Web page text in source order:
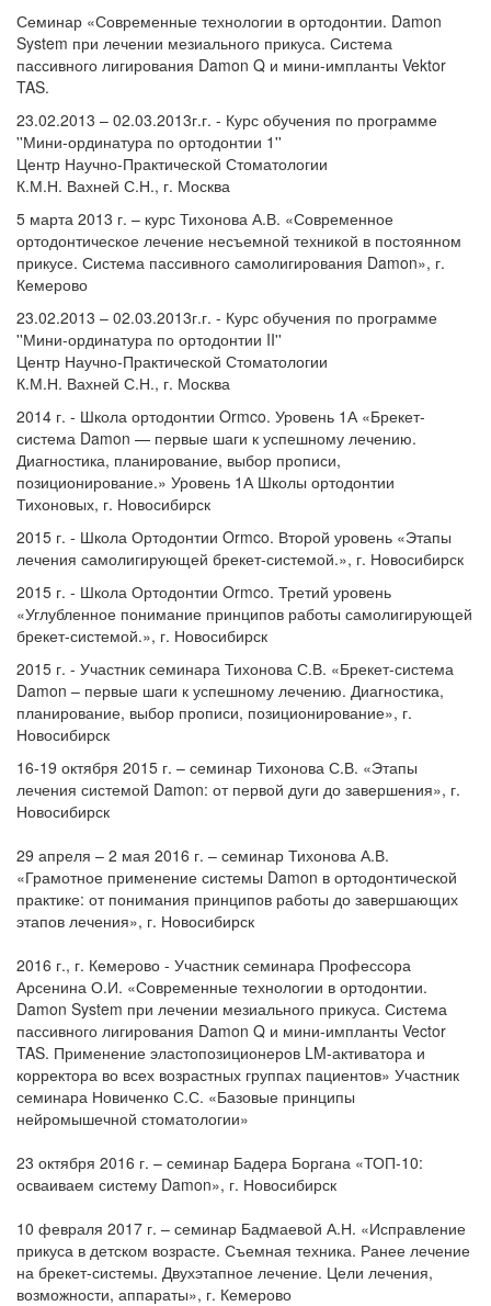
Семинар «Современные технологии в ортодонтии. Damon
System при лечении мезиального прикуса. Система
пассивного лигирования Damon Q и мини-импланты Vektor
TAS.
23.02.2013 – 02.03.2013г.г. - Курс обучения по программе
''Мини-ординатура по ортодонтии 1''
Центр Научно-Практической Стоматологии
К.М.Н. Вахней С.Н., г. Москва
5 марта 2013 г. – курс Тихонова А.В. «Современное
ортодонтическое лечение несъемной техникой в постоянном
прикусе. Система пассивного самолигирования Damon», г.
Кемерово
23.02.2013 – 02.03.2013г.г. - Курс обучения по программе
''Мини-ординатура по ортодонтии II''
Центр Научно-Практической Стоматологии
К.М.Н. Вахней С.Н., г. Москва
2014 г. - Школа ортодонтии Ormco. Уровень 1А «Брекет-
система Damon — первые шаги к успешному лечению.
Диагностика, планирование, выбор прописи,
позиционирование.» Уровень 1А Школы ортодонтии
Тихоновых, г. Новосибирск
2015 г. - Школа Ортодонтии Ormco. Второй уровень «Этапы
лечения самолигирующей брекет-системой.», г. Новосибирск
2015 г. - Школа Ортодонтии Ormco. Третий уровень
«Углубленное понимание принципов работы самолигирующей
брекет-системой.», г. Новосибирск
2015 г. - Участник семинара Тихонова С.В. «Брекет-система
Damon – первые шаги к успешному лечению. Диагностика,
планирование, выбор прописи, позиционирование», г.
Новосибирск
16-19 октября 2015 г. – семинар Тихонова С.В. «Этапы
лечения системой Damon: от первой дуги до завершения», г.
Новосибирск
29 апреля – 2 мая 2016 г. – семинар Тихонова А.В.
«Грамотное применение системы Damon в ортодонтической
практике: от понимания принципов работы до завершающих
этапов лечения», г. Новосибирск
2016 г., г. Кемерово - Участник семинара Профессора
Арсенина О.И. «Современные технологии в ортодонтии.
Damon System при лечении мезиального прикуса. Система
пассивного лигирования Damon Q и мини-импланты Vector
TAS. Применение эластопозиционеров LM-активатора и
корректора во всех возрастных группах пациентов» Участник
семинара Новиченко С.С. «Базовые принципы
нейромышечной стоматологии»
23 октября 2016 г. – семинар Бадера Боргана «ТОП-10:
осваиваем систему Damon», г. Новосибирск
10 февраля 2017 г. – семинар Бадмаевой А.Н. «Исправление
прикуса в детском возрасте. Съемная техника. Ранее лечение
на брекет-системы. Двухэтапное лечение. Цели лечения,
возможности, аппараты», г. Кемерово